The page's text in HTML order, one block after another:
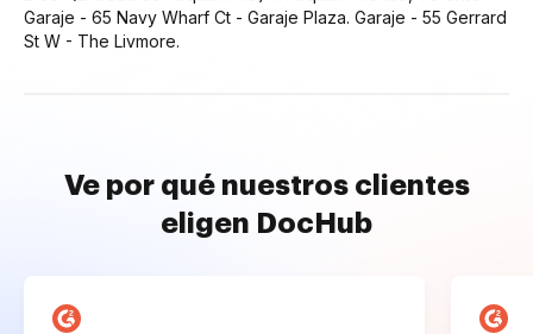
Garaje - 65 Navy Wharf Ct - Garaje Plaza. Garaje - 55 Gerrard
St W - The Livmore.
Ve por qué nuestros clientes
eligen DocHub